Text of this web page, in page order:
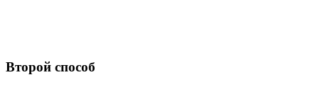
Второй способ